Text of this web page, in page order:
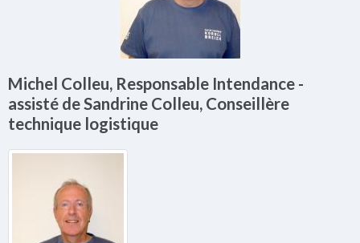
Michel Colleu, Responsable Intendance -
assisté de Sandrine Colleu, Conseillère
technique logistique